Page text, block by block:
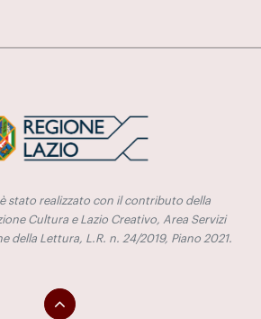
stato realizzato con il contributo della
Cultura e Lazio Creativo, Area Servizi
della Lettura, L.R. n. 24/2019, Piano 2021.